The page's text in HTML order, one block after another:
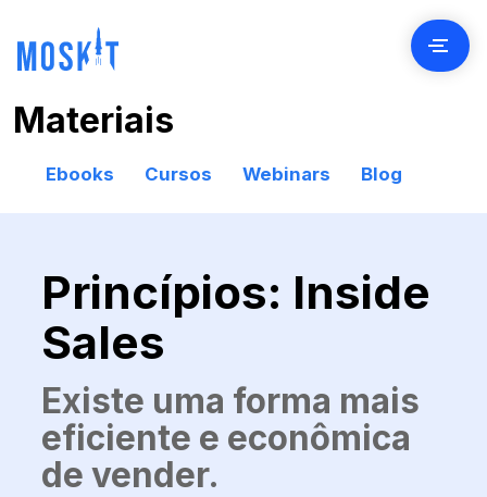
Clientes
Materiais
Ebooks Cursos Webinars Blog
Princípios: Inside
Sales
Existe uma forma mais
eficiente e econômica
de vender.